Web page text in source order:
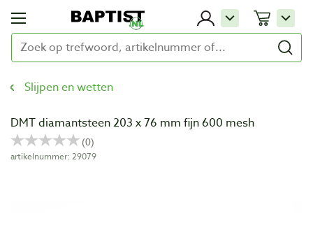
Slijpen en wetten
DMT diamantsteen 203 x 76 mm fijn 600 mesh
artikelnummer: 29079